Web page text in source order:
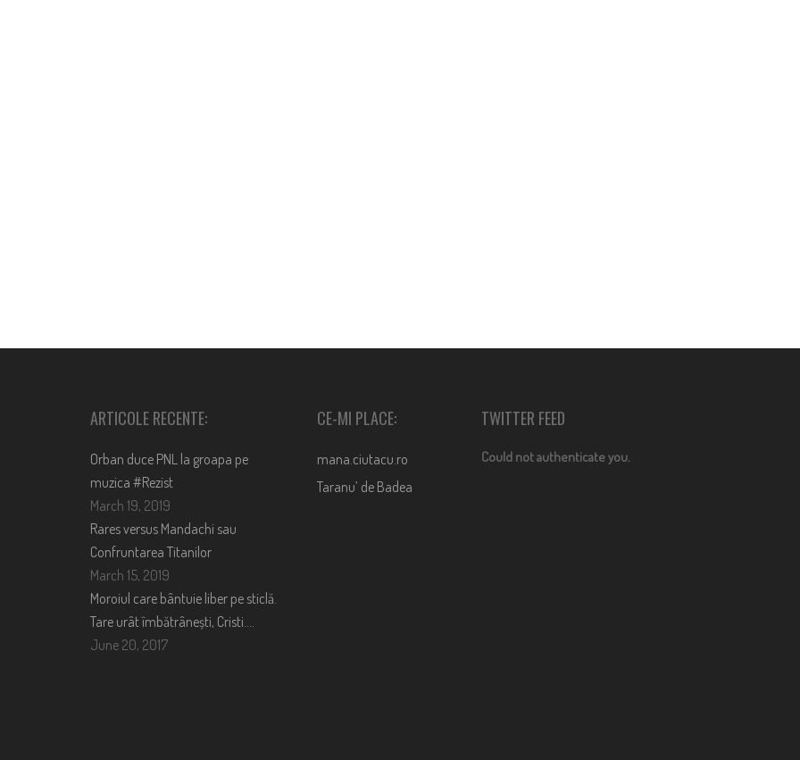
ARTICOLE RECENTE:
Orban duce PNL la groapa pe
muzica #Rezist
March 19, 2019
Rares versus Mandachi sau
Confruntarea Titanilor
March 15, 2019
Moroiul care bântuie liber pe sticlă.
Tare urât îmbătrânești, Cristi….
June 20, 2017
CE-MI PLACE:
mana.ciutacu.ro
Taranu’ de Badea
TWITTER FEED
Could not authenticate you.